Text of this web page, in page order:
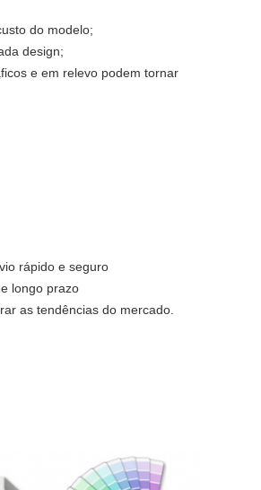
do modelo;
design;
e em relevo podem tornar
rápido e seguro
longo prazo
as tendências do mercado.